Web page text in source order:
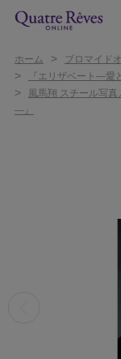
ホーム > ブロマイド
> 『エリザベート―愛
>
風馬翔 スチール写
―』